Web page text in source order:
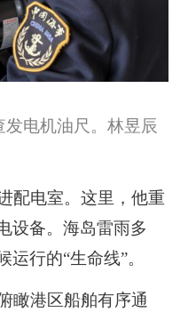
电机油尺。林昱辰
配电室。这里，他重
设备。海岛雷雨多
行的“生命线”。
瞰港区船舶有序通